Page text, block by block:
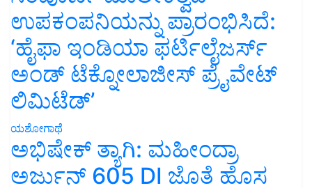
ಉಪಕಂಪನಿಯನ್ನು ಪ್ರಾರಂಭಿಸಿದೆ:
‘ಹೈಫಾ ಇಂಡಿಯಾ ಫರ್ಟಿಲೈಜರ್ಸ್
ಅಂಡ್ ಟೆಕ್ನೋಲಾಜೀಸ್ ಪ್ರೈವೇಟ್
ಲಿಮಿಟೆಡ್’
ಯಶೋಗಾಥೆ
ಅಭಿಷೇಕ್ ತ್ಯಾಗಿ: ಮಹೀಂದ್ರಾ
ಅರ್ಜುನ್ 605 DI ಜೊತೆ ಹೊಸ